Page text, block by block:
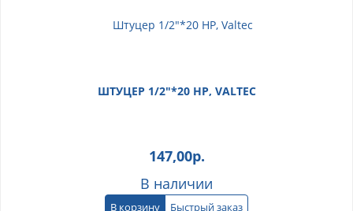
ШТУЦЕР 1/2"*20 НР, VALTEC
147,00р.
В наличии
В корзину Быстрый заказ